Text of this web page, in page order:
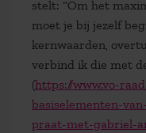
stelt: “Om het
moet je bij jezelf
kernwaarden,
verbind ik die met
(https://www.vo-
basiselementen-
praat-met-gabriel-